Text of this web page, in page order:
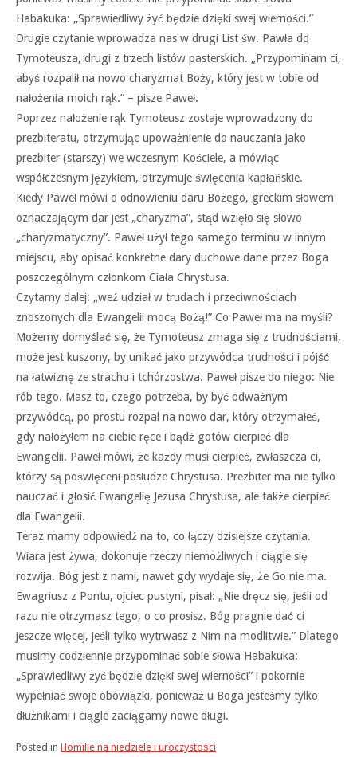
Habakuka: „Sprawiedliwy żyć będzie dzięki swej wierności.”
Drugie czytanie wprowadza nas w drugi List św. Pawła do
Tymoteusza, drugi z trzech listów pasterskich. „Przypominam ci,
abyś rozpalił na nowo charyzmat Boży, który jest w tobie od
nałożenia moich rąk.” – pisze Paweł.
Poprzez nałożenie rąk Tymoteusz zostaje wprowadzony do
prezbiteratu, otrzymując upoważnienie do nauczania jako
prezbiter (starszy) we wczesnym Kościele, a mówiąc
współczesnym językiem, otrzymuje święcenia kapłańskie.
Kiedy Paweł mówi o odnowieniu daru Bożego, greckim słowem
oznaczającym dar jest „charyzma”, stąd wzięło się słowo
„charyzmatyczny”. Paweł użył tego samego terminu w innym
miejscu, aby opisać konkretne dary duchowe dane przez Boga
poszczególnym członkom Ciała Chrystusa.
Czytamy dalej: „weź udział w trudach i przeciwnościach
znoszonych dla Ewangelii mocą Bożą!” Co Paweł ma na myśli?
Możemy domyślać się, że Tymoteusz zmaga się z trudnościami,
może jest kuszony, by unikać jako przywódca trudności i pójść
na łatwiznę ze strachu i tchórzostwa. Paweł pisze do niego: Nie
rób tego. Masz to, czego potrzeba, by być odważnym
przywódcą, po prostu rozpal na nowo dar, który otrzymałeś,
gdy nałożyłem na ciebie ręce i bądź gotów cierpieć dla
Ewangelii. Paweł mówi, że każdy musi cierpieć, zwłaszcza ci,
którzy są poświęceni posłudze Chrystusa. Prezbiter ma nie tylko
nauczać i głosić Ewangelię Jezusa Chrystusa, ale także cierpieć
dla Ewangelii.
Teraz mamy odpowiedź na to, co łączy dzisiejsze czytania.
Wiara jest żywa, dokonuje rzeczy niemożliwych i ciągle się
rozwija. Bóg jest z nami, nawet gdy wydaje się, że Go nie ma.
Ewagriusz z Pontu, ojciec pustyni, pisał: „Nie dręcz się, jeśli od
razu nie otrzymasz tego, o co prosisz. Bóg pragnie dać ci
jeszcze więcej, jeśli tylko wytrwasz z Nim na modlitwie.” Dlatego
musimy codziennie przypominać sobie słowa Habakuka:
„Sprawiedliwy żyć będzie dzięki swej wierności” i pokornie
wypełniać swoje obowiązki, ponieważ u Boga jesteśmy tylko
dłużnikami i ciągle zaciągamy nowe długi.
Posted in Homilie na niedziele i uroczystości